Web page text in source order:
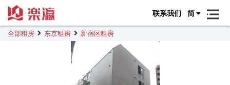
联系我们 简
全部租房 东京租房 新宿区租房